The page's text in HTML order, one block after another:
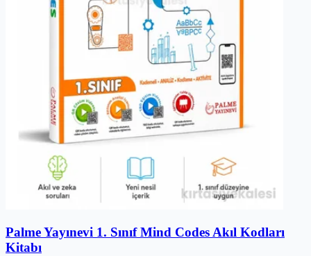
Palme Yayınevi 1. Sınıf Mind Codes Akıl Kodları
Kitabı